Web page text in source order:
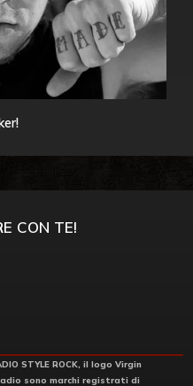
CON TE!
STYLE ROCK, il logo Virgin
sono marchi registrati di